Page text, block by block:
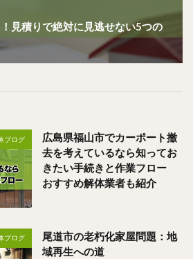
見積りで絶対に見逃せない5つの
ブログ
広島県福山市でカーポート撤
去を考えているなら知ってお
きたい手続きと作業フロー
おすすめ解体業者も紹介
ブログ
尾道市の老朽化家屋問題：地
域再生への道